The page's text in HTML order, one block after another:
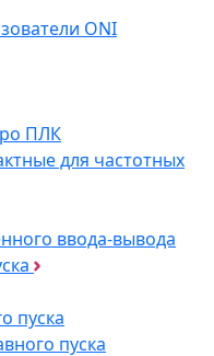
ONI
ПЛК
для частотных
ввода-вывода
пуска
пуска